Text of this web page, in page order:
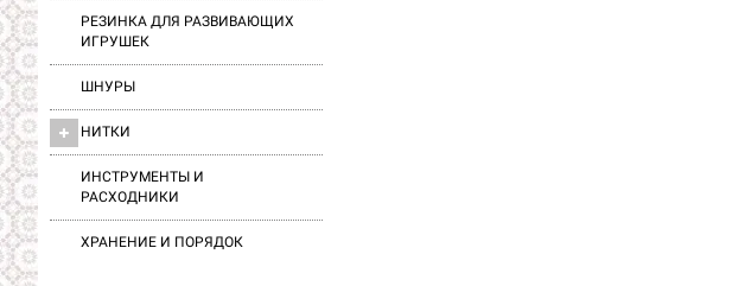
РЕЗИНКА ДЛЯ РАЗВИВАЮЩИХ
ИГРУШЕК
ШНУРЫ
НИТКИ
ИНСТРУМЕНТЫ И
РАСХОДНИКИ
ХРАНЕНИЕ И ПОРЯДОК